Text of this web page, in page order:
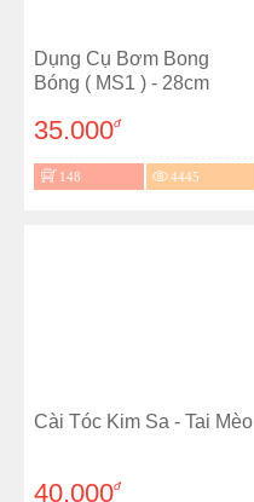
Dụng Cụ Bơm Bong
Bóng ( MS1 ) - 28cm
35.000đ
148 4445
Cài Tóc Kim Sa - Tai Mèo
40.000đ